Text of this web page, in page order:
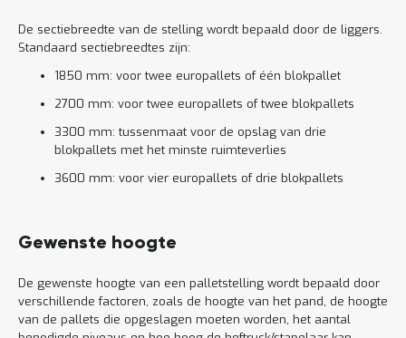
De sectiebreedte van de stelling wordt bepaald door de liggers.
Standaard sectiebreedtes zijn:
1850 mm: voor twee europallets of één blokpallet
2700 mm: voor twee europallets of twee blokpallets
3300 mm: tussenmaat voor de opslag van drie
blokpallets met het minste ruimteverlies
3600 mm: voor vier europallets of drie blokpallets
Gewenste hoogte
De gewenste hoogte van een palletstelling wordt bepaald door
verschillende factoren, zoals de hoogte van het pand, de hoogte
van de pallets die opgeslagen moeten worden, het aantal